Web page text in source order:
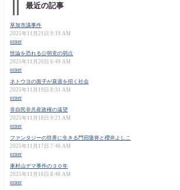
最近の記事
草加市議事件
2025年11月21日 9:19 AM
orner
世論を恐れる公明党の弱点
2025年11月20日 6:49 AM
orner
ネトウヨの面子が衰退を招く社会
2025年11月19日 8:31 AM
orner
非自民非共産政権の遠望
2025年11月18日 9:21 AM
orner
ファンタジーの世界に生きる門田隆将と櫻井よしこ
2025年11月17日 7:46 AM
orner
東村山デマ事件の３０年
2025年11月16日 8:46 AM
orner